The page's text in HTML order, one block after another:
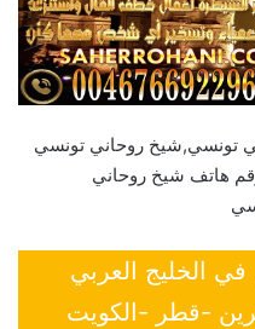
تونسي,شيخ روحاني تونسي
هاتف شيخ روحاني
في الخليج العربي
-قطر -الكويت